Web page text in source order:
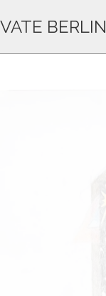
BERLIN